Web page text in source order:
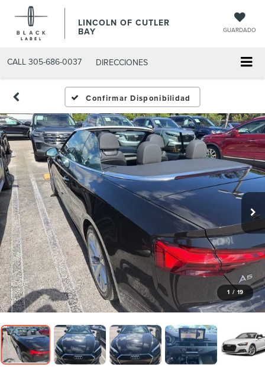
LINCOLN OF CUTLER
BAY GUARDADO
CALL 305-686-0037 DIRECCIONES
Confirmar Disponibilidad
1 / 19